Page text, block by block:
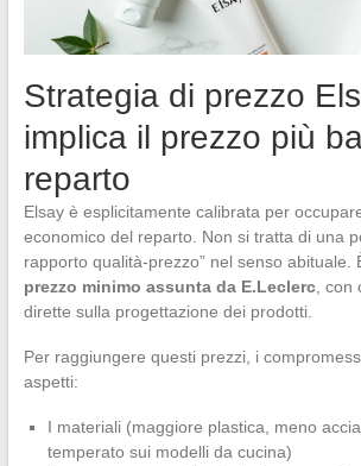
Strategia di prezzo
implica il prezzo più
reparto
Elsay è esplicitamente calibrata per
economico del reparto. Non si tratta di una
rapporto qualità-prezzo” nel senso abituale.
prezzo minimo assunta da E.Leclerc, con
dirette sulla progettazione dei prodotti.
Per raggiungere questi prezzi, i
aspetti:
I materiali (maggiore plastica, meno
temperato sui modelli da cucina)